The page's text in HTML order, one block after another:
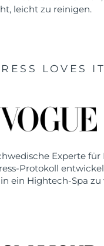
leicht zu reinigen.
LOVES IT
Experte für
Protokoll
ein Hightech-Spa zu